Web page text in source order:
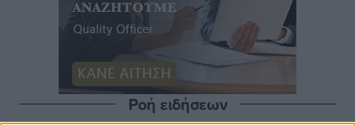
Ροή ειδήσεων